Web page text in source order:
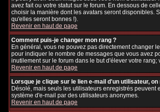
avez fait ou votre statut sur le forum. En dessous de
choisir la manière dont les avatars seront disponibles.
qu'elles seront bonnes !).
Revenir en haut de page
Comment puis-je changer mon rang ?
En général, vous ne pouvez pas directement changer
pour indiquer le nombre de messages que vous avez
inutilement sur le forum dans le but d'élever votre
Revenir en haut de page
Lorsque je clique sur le lien e-mail d'un utilisateur,
Désolé, mais seuls les utilisateurs enregistrés
système d'e-mail par des utilisateurs anonymes.
Revenir en haut de page